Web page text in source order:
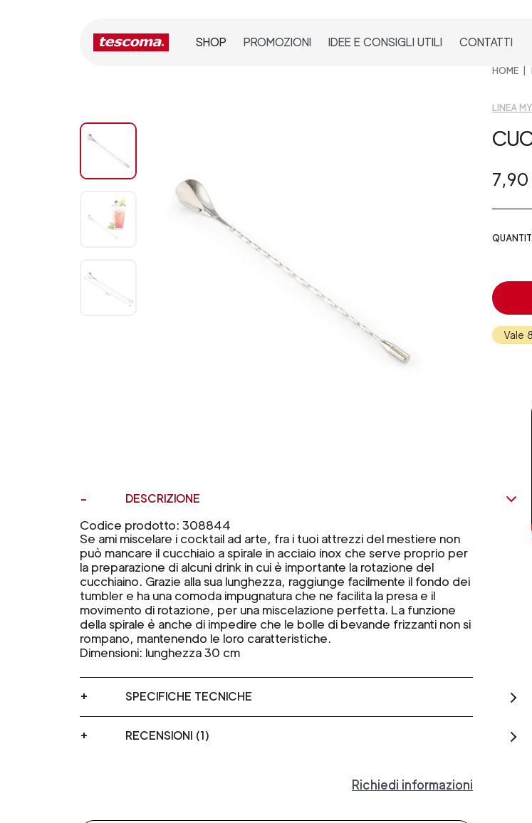
SHOP PROMOZIONI IDEE E CONSIGLI UTILI CONTATTI
DESCRIZIONE
Codice prodotto: 308844
Se ami miscelare i cocktail ad arte, fra i tuoi attrezzi del mestiere non
può mancare il cucchiaio a spirale in acciaio inox che serve proprio per
la preparazione di alcuni drink in cui è importante la rotazione del
cucchiaino. Grazie alla sua lunghezza, raggiunge facilmente il fondo dei
tumbler e ha una comoda impugnatura che ne facilita la presa e il
movimento di rotazione, per una miscelazione perfetta. La funzione
della spirale è anche di impedire che le bolle di bevande frizzanti non si
rompano, mantenendo le loro caratteristiche.
Dimensioni: lunghezza 30 cm
SPECIFICHE TECNICHE
RECENSIONI (1)
Richiedi informazioni
HOME
LINEA
Vale